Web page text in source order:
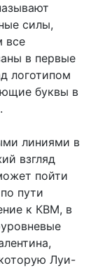
силы,
все
в первые
логотипом
буквы в
линиями в
взгляд
пойти
пути
к КВМ, в
Луи-